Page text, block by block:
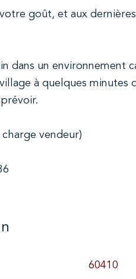
goût, et aux
dans un environnement
à quelques minutes
vendeur)
60410